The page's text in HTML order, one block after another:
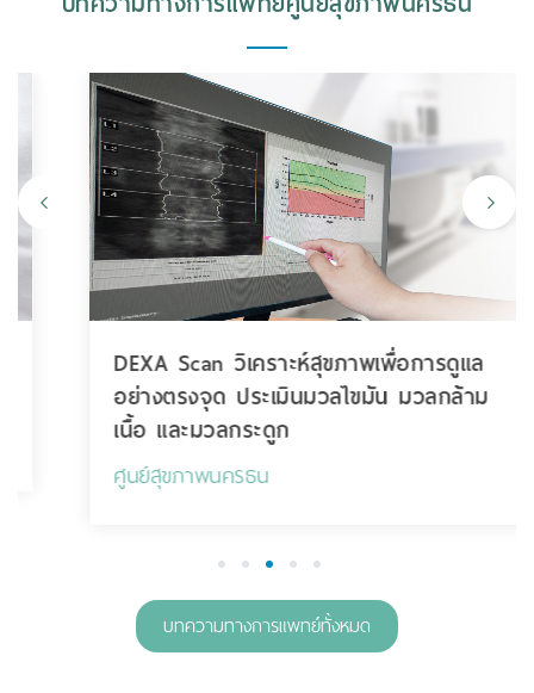
DEXA Scan วิเคราะห์สุขภาพเพื่อการดูแล
อย่างตรงจุด ประเมินมวลไขมัน มวลกล้าม
เนื้อ และมวลกระดูก
ศูนย์สุขภาพนครธน
1 2 3 4 5
บทความทางการแพทย์ทั้งหมด